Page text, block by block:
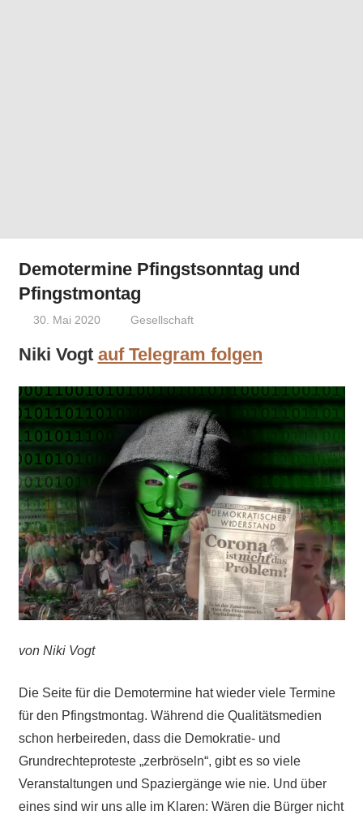
Demotermine Pfingstsonntag und
Pfingstmontag
30. Mai 2020 Niki Vogt
Gesellschaft
Niki Vogt auf Telegram folgen
von Niki Vogt
Die Seite für die Demotermine hat wieder viele Termine
für den Pfingstmontag. Während die Qualitätsmedien
schon herbeireden, dass die Demokratie- und
Grundrechteproteste „zerbröseln“, gibt es so viele
Veranstaltungen und Spaziergänge wie nie. Und über
eines sind wir uns alle im Klaren: Wären die Bürger nicht